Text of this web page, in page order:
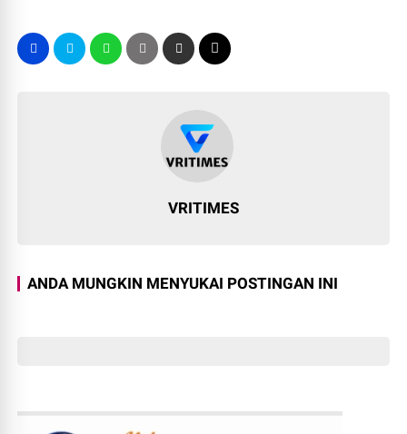
VRITIMES
ANDA MUNGKIN MENYUKAI POSTINGAN INI